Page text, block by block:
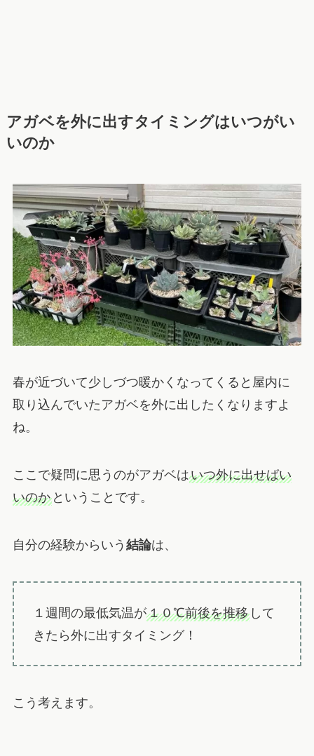
アガベを外に出すタイミングはいつがい
いのか
春が近づいて少しづつ暖かくなってくると屋内に
取り込んでいたアガベを外に出したくなりますよ
ね。
ここで疑問に思うのがアガベはいつ外に出せばい
いのかということです。
自分の経験からいう 結論は、
１週間の最低気温が１０℃前後を推移して
きたら外に出すタイミング！
こう考えます。